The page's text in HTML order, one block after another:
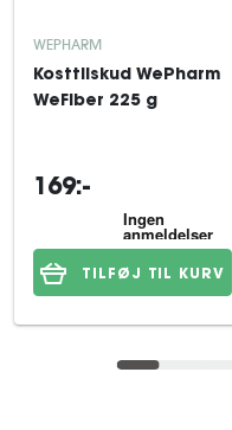
WEPHARM
Kosttilskud WePharm
WeFiber 225 g
169:-
TILFØJ TIL KURV